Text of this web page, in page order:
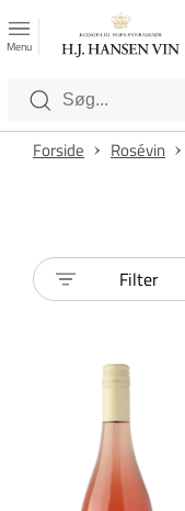
Kategorier
Menu
Forside Rosévin
Filter